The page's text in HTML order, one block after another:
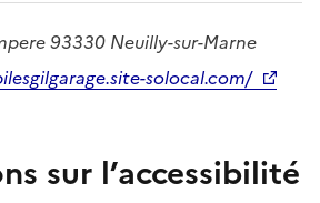
93330 Neuilly-sur-Marne
solocal.com/
sur l’accessibilité